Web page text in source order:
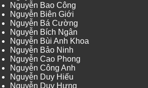
Nguyễn Bao Công
Nguyễn Biên Giới
Nguyễn Bá Cường
Nguyễn Bích Ngân
Nguyễn Bùi Anh Khoa
Nguyễn Bảo Ninh
Nguyễn Cao Phong
Nguyễn Công Anh
Nguyễn Duy Hiếu
Nguyễn Duy Hưng